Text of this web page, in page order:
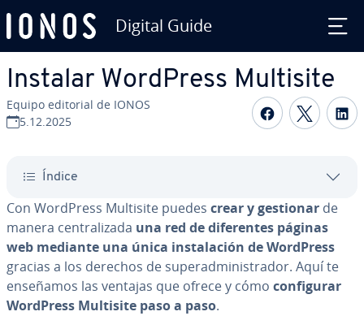
Digital Guide
Instalar WordPress Multisite
Equipo editorial de IONOS
5.12.2025
Compartir
Índice
Con WordPress Multisite puedes crear y gestionar de
manera ce­n­tra­li­za­da una red de di­fe­re­n­tes páginas
web mediante una única in­s­ta­la­ción de WordPress
gracias a los derechos de su­per­ad­mi­ni­s­tra­dor. Aquí te
enseñamos las ventajas que ofrece y cómo co­n­fi­gu­rar
WordPress Multisite paso a paso.